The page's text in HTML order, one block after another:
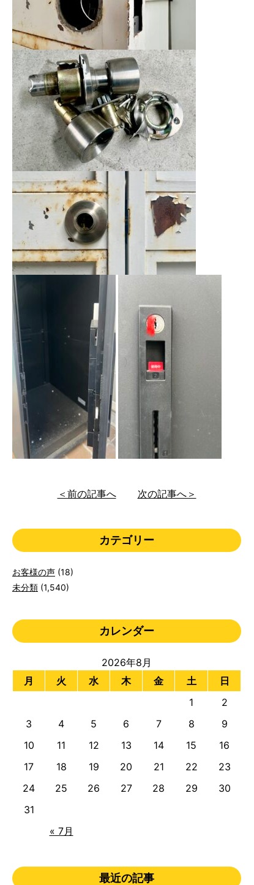
＜前の記事へ 次の記事へ＞
カテゴリー
お客様の声 (18)
未分類 (1,540)
カレンダー
2026年8月
月
火 水 木 金 土 日
« 7月
1
2
3
4 5 6 7 8
9
10
11 12 13 14 15
16
17
18 19 20 21 22
23
24
25 26 27 28 29
30
31
最近の記事